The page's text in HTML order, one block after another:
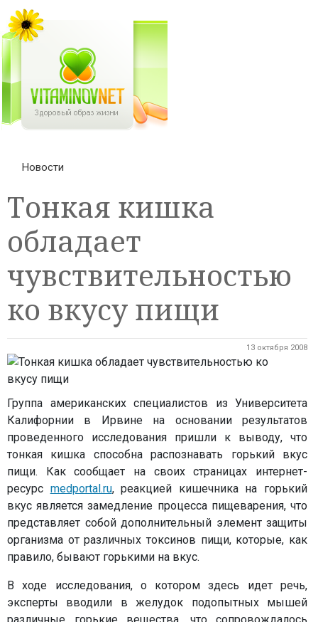
Новости
Тонкая кишка
обладает
чувствительностью
ко вкусу пищи
13 октября 2008
Группа американских специалистов из Университета
Калифорнии в Ирвине на основании результатов
проведенного исследования пришли к выводу, что
тонкая кишка способна распознавать горький вкус
пищи. Как сообщает на своих страницах интернет-
ресурс medportal.ru, реакцией кишечника на горький
вкус является замедление процесса пищеварения, что
представляет собой дополнительный элемент защиты
организма от различных токсинов пищи, которые, как
правило, бывают горькими на вкус.
В ходе исследования, о котором здесь идет речь,
эксперты вводили в желудок подопытных мышей